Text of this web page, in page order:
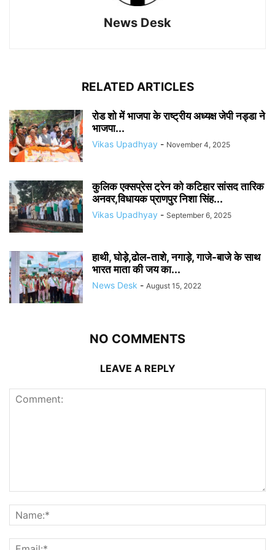
News Desk
RELATED ARTICLES
रोड शो में भाजपा के राष्ट्रीय अध्यक्ष जेपी नड्डा ने
भाजपा...
Vikas Upadhyay - November 4, 2025
कुलिक एक्सप्रेस ट्रेन को कटिहार सांसद तारिक
अनवर,विधायक प्राणपुर निशा सिंह...
Vikas Upadhyay - September 6, 2025
हाथी, घोड़े,ढोल-ताशे, नगाड़े, गाजे-बाजे के साथ
भारत माता की जय का...
News Desk - August 15, 2022
NO COMMENTS
LEAVE A REPLY